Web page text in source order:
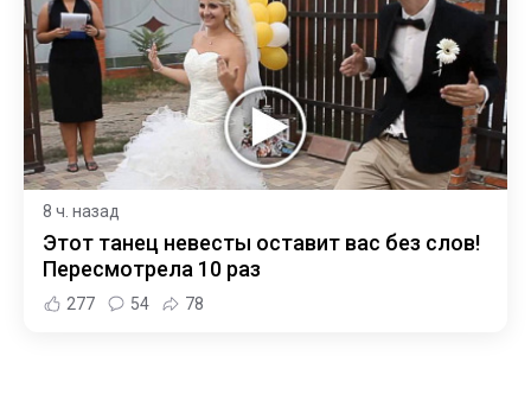
8 ч. назад
Этот танец невесты оставит вас без слов!
Пересмотрела 10 раз
277 54 78